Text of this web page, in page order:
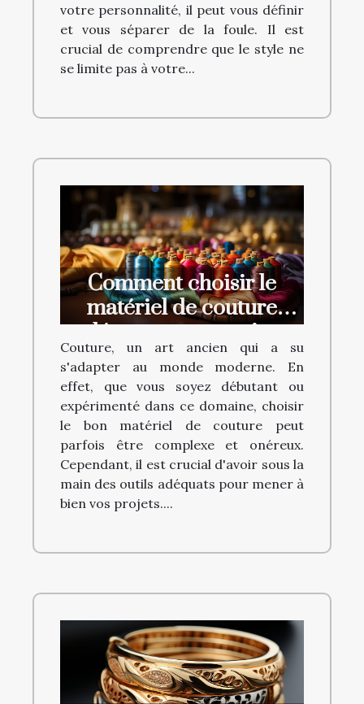
votre personnalité, il peut vous définir
et vous séparer de la foule. Il est
crucial de comprendre que le style ne
se limite pas à votre...
Comment choisir le
matériel de couture
adéquat sans se ruiner
Couture, un art ancien qui a su
s'adapter au monde moderne. En
effet, que vous soyez débutant ou
expérimenté dans ce domaine, choisir
le bon matériel de couture peut
parfois être complexe et onéreux.
Cependant, il est crucial d'avoir sous la
main des outils adéquats pour mener à
bien vos projets....